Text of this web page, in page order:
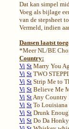
Dat kan simpel
Voeg als bijlage
van de stepsheet
Vermeld, indien
Dansen laatst
*Meer NL/BE
Country:
Vi St Marry You
Vi St TWO
Vi St Strip Me to
Vi St Believe Me
Vi StAny Country
Vi St To Louisiana
Vi St Drunk
Vi St Do Da